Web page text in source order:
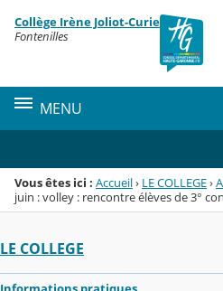
Menu de la rubrique
Contenu
Collège Irène Joliot-Curie
Fontenilles
MENU
Vous êtes ici : Accueil› LE COLLEGE›
juin : volley : rencontre élèves de 3°
LE COLLEGE